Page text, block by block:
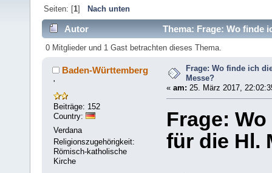
Seiten: [1] Nach unten
Autor Thema: Frage: Wo finde
0 Mitglieder und 1 Gast betrachten dieses Thema.
Baden-Württemberg
'
Beiträge: 152
Country:
Verdana
Religionszugehörigkeit:
Römisch-katholische
Kirche
Frage: Wo finde ich
Messe?
« am: 25. März 2017,
Frage:
für die Hl.